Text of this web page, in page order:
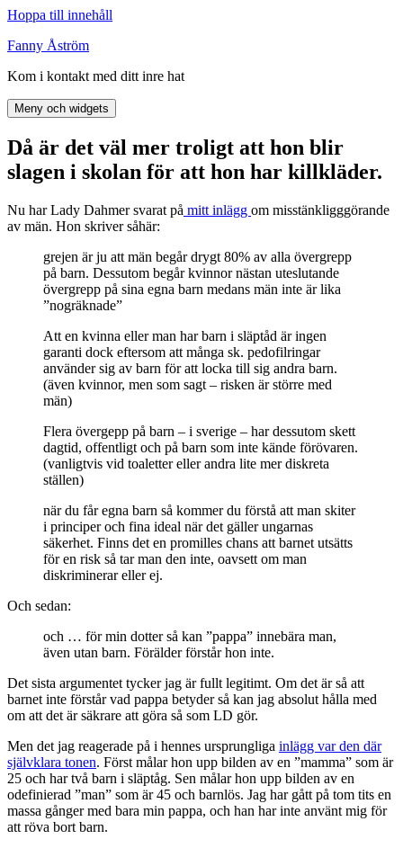
Hoppa till innehåll
Fanny Åström
Kom i kontakt med ditt inre hat
Meny och widgets
Då är det väl mer troligt att hon blir
slagen i skolan för att hon har killkläder.
Nu har Lady Dahmer svarat på mitt inlägg om misstänkligggörande
av män. Hon skriver såhär:
grejen är ju att män begår drygt 80% av alla övergrepp
på barn. Dessutom begår kvinnor nästan uteslutande
övergrepp på sina egna barn medans män inte är lika
”nogräknade”
Att en kvinna eller man har barn i släptåd är ingen
garanti dock eftersom att många sk. pedofilringar
använder sig av barn för att locka till sig andra barn.
(även kvinnor, men som sagt – risken är större med
män)
Flera övergepp på barn – i sverige – har dessutom skett
dagtid, offentligt och på barn som inte kände förövaren.
(vanligtvis vid toaletter eller andra lite mer diskreta
ställen)
när du får egna barn så kommer du förstå att man skiter
i principer och fina ideal när det gäller ungarnas
säkerhet. Finns det en promilles chans att barnet utsätts
för en risk så tar man den inte, oavsett om man
diskriminerar eller ej.
Och sedan:
och … för min dotter så kan ”pappa” innebära man,
även utan barn. Förälder förstår hon inte.
Det sista argumentet tycker jag är fullt legitimt. Om det är så att
barnet inte förstår vad pappa betyder så kan jag absolut hålla med
om att det är säkrare att göra så som LD gör.
Men det jag reagerade på i hennes ursprungliga inlägg var den där
självklara tonen. Först målar hon upp bilden av en ”mamma” som är
25 och har två barn i släptåg. Sen målar hon upp bilden av en
odefinierad ”man” som är 45 och barnlös. Jag har gått på tom tits en
massa gånger med bara min pappa, och han har inte använt mig för
att röva bort barn.